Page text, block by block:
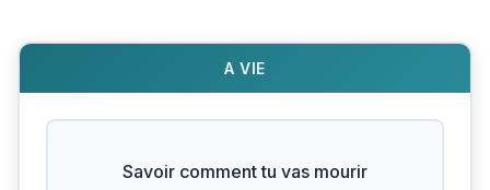
A VIE
Savoir comment tu vas mourir